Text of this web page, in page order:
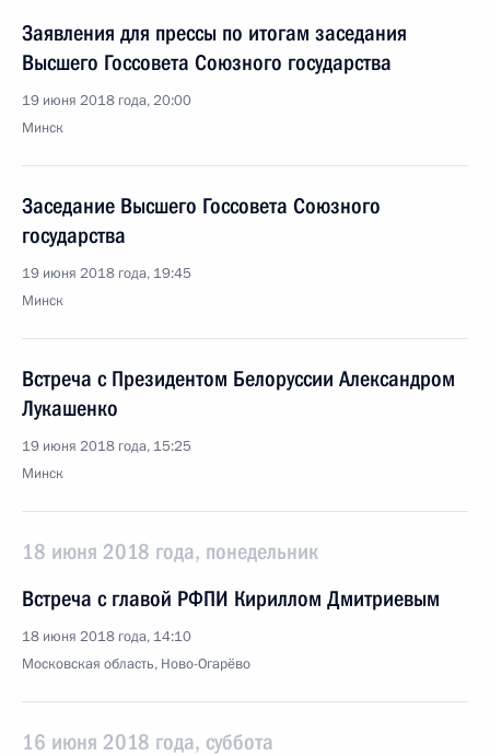
Заявления для прессы по итогам заседания
Высшего Госсовета Союзного государства
19 июня 2018 года, 20:00
Минск
Заседание Высшего Госсовета Союзного
государства
19 июня 2018 года, 19:45
Минск
Встреча с Президентом Белоруссии Александром
Лукашенко
19 июня 2018 года, 15:25
Минск
18 июня 2018 года, понедельник
Встреча с главой РФПИ Кириллом Дмитриевым
18 июня 2018 года, 14:10
Московская область, Ново-Огарёво
16 июня 2018 года, суббота